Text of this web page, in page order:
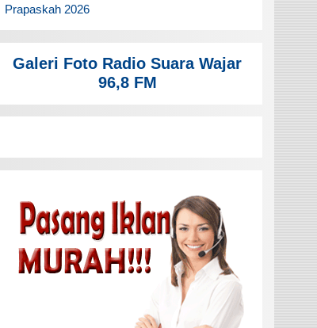
Prapaskah 2026
Galeri Foto Radio Suara Wajar
96,8 FM